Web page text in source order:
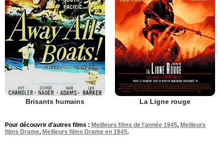
Brisants humains La Ligne rouge
Pour découvrir d'autres films : Meilleurs films de l'année 1945, Meilleurs
films Drame, Meilleurs films Drame en 1945.